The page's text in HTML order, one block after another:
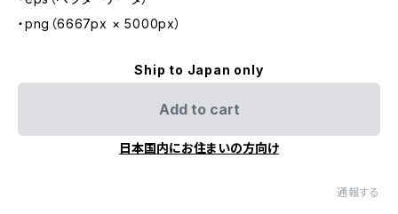
・png（6667px × 5000px）
Ship to Japan only
Add to cart
日本国内にお住まいの方向け
通報する